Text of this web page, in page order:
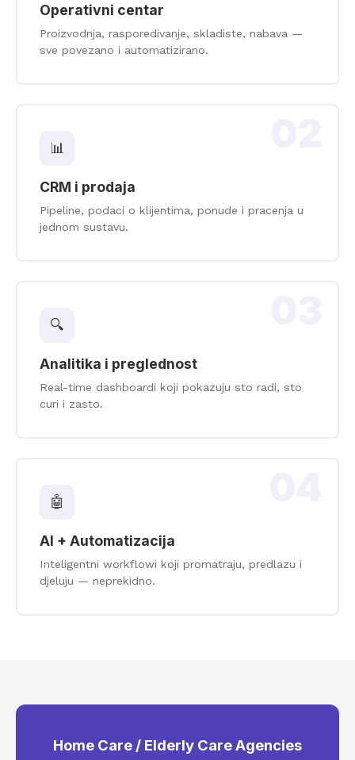
Operativni centar
Proizvodnja, rasporedivanje, skladiste, nabava —
sve povezano i automatizirano.
📊
CRM i prodaja
Pipeline, podaci o klijentima, ponude i pracenja u
jednom sustavu.
🔍
Analitika i preglednost
Real-time dashboardi koji pokazuju sto radi, sto
curi i zasto.
🤖
AI + Automatizacija
Inteligentni workflowi koji promatraju, predlazu i
djeluju — neprekidno.
Home Care / Elderly Care Agencies